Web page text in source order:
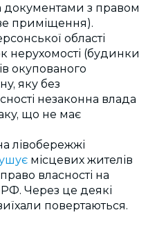
з правом
приміщення).
області
нерухомості (будинки
окупованого
яку без
незаконна влада
що не має
лівобережжі
місцевих жителів
власності на
Через це деякі
повертаються.